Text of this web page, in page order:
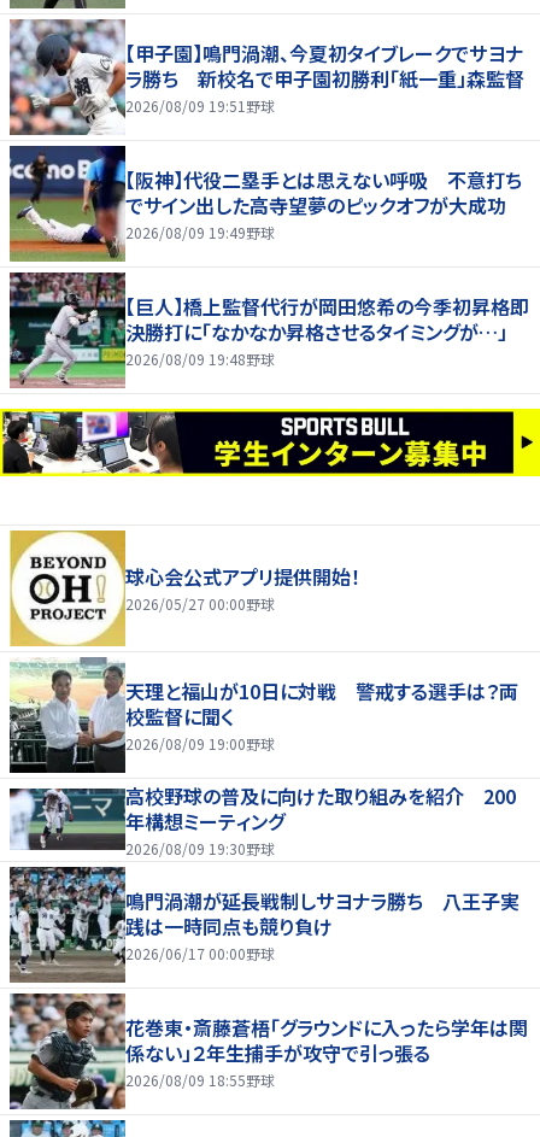
【甲子園】鳴門渦潮、今夏初タイブレークでサヨナ
ラ勝ち 新校名で甲子園初勝利「紙一重」森監督
2026/08/09 19:51 野球
【阪神】代役二塁手とは思えない呼吸 不意打ち
でサイン出した高寺望夢のピックオフが大成功
2026/08/09 19:49野球
【巨人】橋上監督代行が岡田悠希の今季初昇格即
決勝打に「なかなか昇格させるタイミングが…」
2026/08/09 19:48野球
球心会公式アプリ提供開始！
2026/05/27 00:00野球
天理と福山が10日に対戦 警戒する選手は？両
校監督に聞く
2026/08/09 19:00野球
高校野球の普及に向けた取り組みを紹介 200
年構想ミーティング
2026/08/09 19:30野球
鳴門渦潮が延長戦制しサヨナラ勝ち 八王子実
践は一時同点も競り負け
2026/06/17 00:00野球
花巻東・斎藤蒼梧「グラウンドに入ったら学年は関
係ない」２年生捕手が攻守で引っ張る
2026/08/09 18:55野球